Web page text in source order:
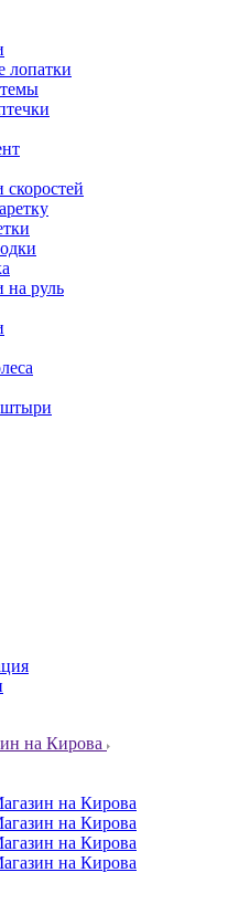
лопатки
на руль
на Кирова
на Кирова
на Кирова
на Кирова
на Кирова